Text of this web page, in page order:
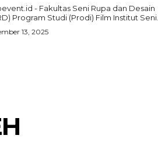
- Fakultas Seni Rupa dan Desain
Program Studi (Prodi) Film Institut Seni...
13, 2025